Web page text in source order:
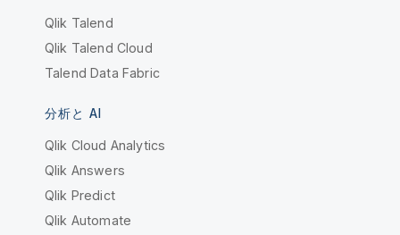
Qlik Talend
Qlik Talend Cloud
Talend Data Fabric
分析と AI
Qlik Cloud Analytics
Qlik Answers
Qlik Predict
Qlik Automate